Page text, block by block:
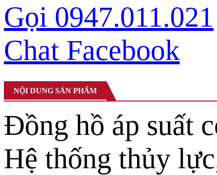
Gọi 0947.011.021
Chat Facebook
NỘI DUNG SẢN PHẨM
Đồng hồ áp suất
Hệ thống thủy